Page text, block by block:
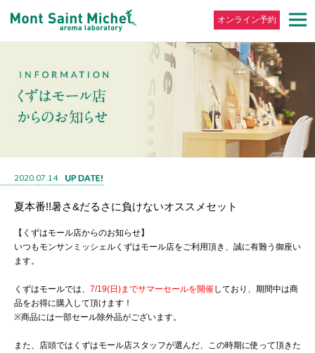
オンライン予約
2020.07.14
夏本番!!暑さ&だるさに負けないオススメセット
【くずはモール店からのお知らせ】
いつもモンサンミッシェルくずはモール店をご利用頂き、誠に有難う御座い
ます。
くずはモールでは、 7/19(日)までサマーセールを開催してお り、期間中は商
品をお得に購入して頂けます！
※商品には一部セール除外品がございます。
また、店頭ではくずはモール店スタッフが選んだ、この時期に使って頂きた